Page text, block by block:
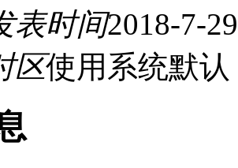
表时间2018-7-
区使用系统默认